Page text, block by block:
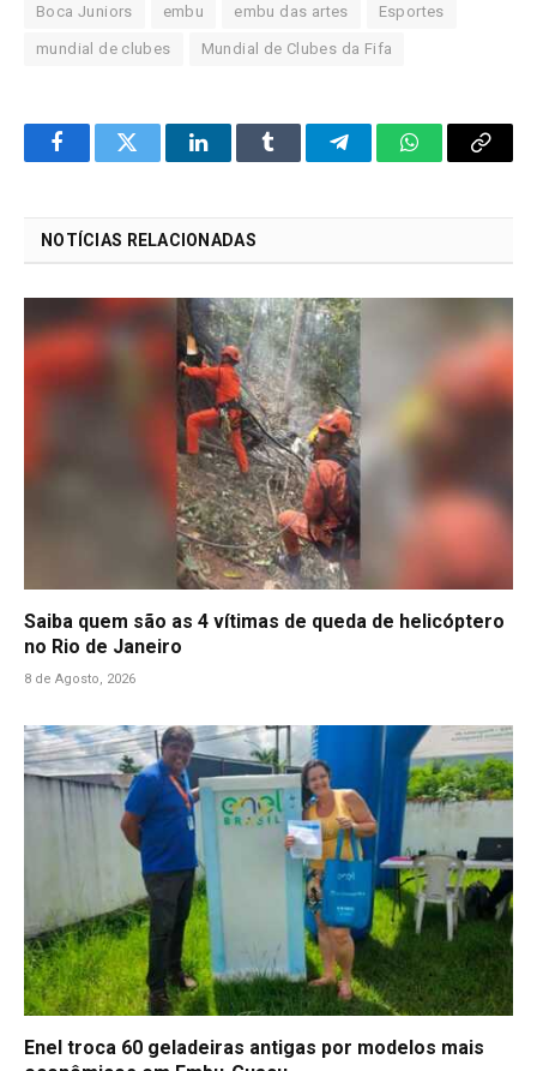
Boca Juniors embu embu das artes Esportes
mundial de clubes Mundial de Clubes da Fifa
FacebookTwitter LinkedInTumblr TelegramWhatsApp
Copy
NOTÍCIAS RELACIONADAS
Saiba quem são as 4 vítimas de queda de helicóptero
no Rio de Janeiro
8 de Agosto, 2026
Enel troca 60 geladeiras antigas por modelos mais